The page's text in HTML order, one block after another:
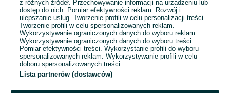
Hasło
z różnych źródeł. Przechowywanie informacji na urządzeniu lub
dostęp do nich. Pomiar efektywności reklam. Rozwój i
ulepszanie usług. Tworzenie profili w celu personalizacji treści.
Tworzenie profili w celu spersonalizowanych reklam.
Wykorzystywanie ograniczonych danych do wyboru reklam.
Wykorzystywanie ograniczonych danych do wyboru treści.
Pomiar efektywności treści. Wykorzystanie profili do wyboru
spersonalizowanych reklam. Wykorzystywanie profili w celu
doboru spersonalizowanych treści.
Lista partnerów (dostawców)